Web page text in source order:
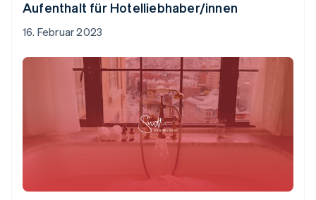
Aufenthalt für Hotelliebhaber/innen
16. Februar 2023